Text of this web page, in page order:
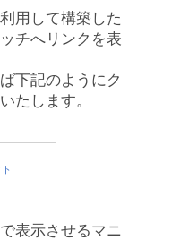
用して構築した
チへリンクを表
下記のようにク
たします。
表示させるマニ